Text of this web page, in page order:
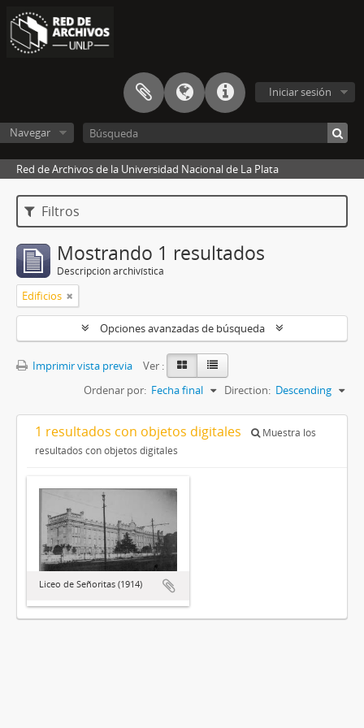
Iniciar sesión
Navegar
Red de Archivos de la Universidad Nacional de La Plata
Filtros
Mostrando 1 resultados
Descripción archivística
Edificios
Opciones avanzadas de búsqueda
Imprimir vista previa
Ver :
Ordenar por: Fecha final Direction: Descending
1 resultados con objetos digitales
Muestra los
resultados con objetos digitales
Liceo de Señoritas (1914)